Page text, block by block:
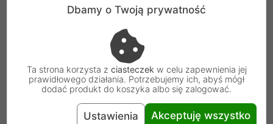
Łatwe ładowanie
Dbamy o Twoją prywatność
Ta strona korzysta z ciasteczek w celu zapewnienia jej
prawidłowego działania. Potrzebujemy ich, abyś mógł
dodać produkt do koszyka albo się zalogować.
Ustawienia Akceptuję wszystko